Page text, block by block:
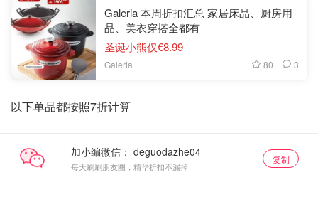
Galeria 本周折扣汇总 家居床品、厨房用
品、美衣穿搭全都有
圣诞小熊仅€8.99
Galeria 80 3
以下单品都按照7折计算
加小编微信：
每天刷刷朋友圈，精华折扣不漏掉
复制